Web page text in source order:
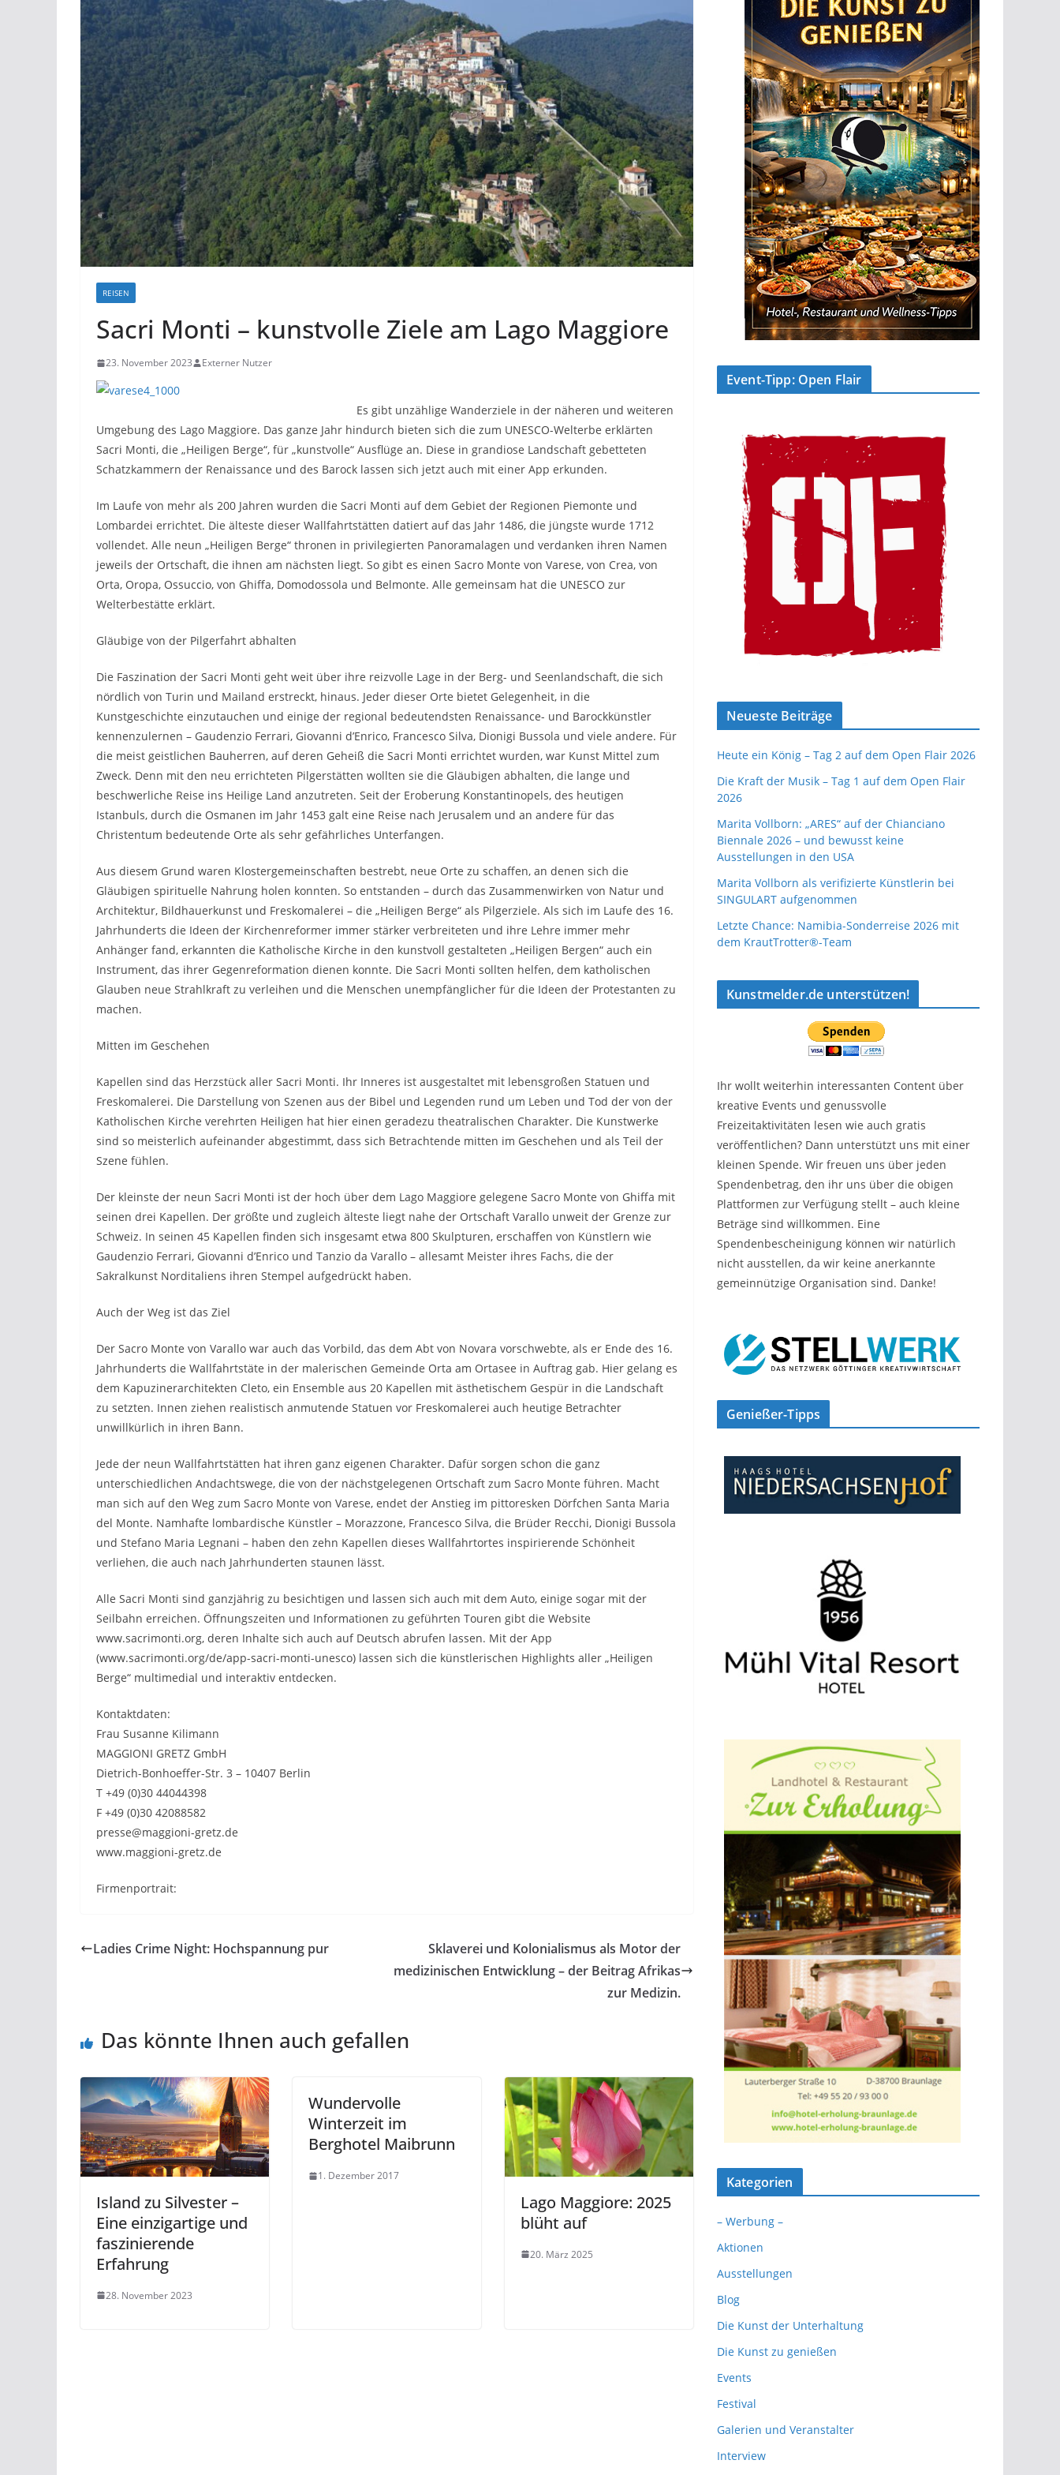
REISEN
Sacri Monti – kunstvolle Ziele am Lago Maggiore
23. November 2023 Externer Nutzer
Es gibt unzählige Wanderziele in der näheren und weiteren
Umgebung des Lago Maggiore. Das ganze Jahr hindurch bieten sich die zum UNESCO-Welterbe erklärten
Sacri Monti, die „Heiligen Berge“, für „kunstvolle“ Ausflüge an. Diese in grandiose Landschaft gebetteten
Schatzkammern der Renaissance und des Barock lassen sich jetzt auch mit einer App erkunden.
Im Laufe von mehr als 200 Jahren wurden die Sacri Monti auf dem Gebiet der Regionen Piemonte und
Lombardei errichtet. Die älteste dieser Wallfahrtstätten datiert auf das Jahr 1486, die jüngste wurde 1712
vollendet. Alle neun „Heiligen Berge“ thronen in privilegierten Panoramalagen und verdanken ihren Namen
jeweils der Ortschaft, die ihnen am nächsten liegt. So gibt es einen Sacro Monte von Varese, von Crea, von
Orta, Oropa, Ossuccio, von Ghiffa, Domodossola und Belmonte. Alle gemeinsam hat die UNESCO zur
Welterbestätte erklärt.
Gläubige von der Pilgerfahrt abhalten
Die Faszination der Sacri Monti geht weit über ihre reizvolle Lage in der Berg- und Seenlandschaft, die sich
nördlich von Turin und Mailand erstreckt, hinaus. Jeder dieser Orte bietet Gelegenheit, in die
Kunstgeschichte einzutauchen und einige der regional bedeutendsten Renaissance- und Barockkünstler
kennenzulernen – Gaudenzio Ferrari, Giovanni d’Enrico, Francesco Silva, Dionigi Bussola und viele andere. Für
die meist geistlichen Bauherren, auf deren Geheiß die Sacri Monti errichtet wurden, war Kunst Mittel zum
Zweck. Denn mit den neu errichteten Pilgerstätten wollten sie die Gläubigen abhalten, die lange und
beschwerliche Reise ins Heilige Land anzutreten. Seit der Eroberung Konstantinopels, des heutigen
Istanbuls, durch die Osmanen im Jahr 1453 galt eine Reise nach Jerusalem und an andere für das
Christentum bedeutende Orte als sehr gefährliches Unterfangen.
Aus diesem Grund waren Klostergemeinschaften bestrebt, neue Orte zu schaffen, an denen sich die
Gläubigen spirituelle Nahrung holen konnten. So entstanden – durch das Zusammenwirken von Natur und
Architektur, Bildhauerkunst und Freskomalerei – die „Heiligen Berge“ als Pilgerziele. Als sich im Laufe des 16.
Jahrhunderts die Ideen der Kirchenreformer immer stärker verbreiteten und ihre Lehre immer mehr
Anhänger fand, erkannten die Katholische Kirche in den kunstvoll gestalteten „Heiligen Bergen“ auch ein
Instrument, das ihrer Gegenreformation dienen konnte. Die Sacri Monti sollten helfen, dem katholischen
Glauben neue Strahlkraft zu verleihen und die Menschen unempfänglicher für die Ideen der Protestanten zu
machen.
Mitten im Geschehen
Kapellen sind das Herzstück aller Sacri Monti. Ihr Inneres ist ausgestaltet mit lebensgroßen Statuen und
Freskomalerei. Die Darstellung von Szenen aus der Bibel und Legenden rund um Leben und Tod der von der
Katholischen Kirche verehrten Heiligen hat hier einen geradezu theatralischen Charakter. Die Kunstwerke
sind so meisterlich aufeinander abgestimmt, dass sich Betrachtende mitten im Geschehen und als Teil der
Szene fühlen.
Der kleinste der neun Sacri Monti ist der hoch über dem Lago Maggiore gelegene Sacro Monte von Ghiffa mit
seinen drei Kapellen. Der größte und zugleich älteste liegt nahe der Ortschaft Varallo unweit der Grenze zur
Schweiz. In seinen 45 Kapellen finden sich insgesamt etwa 800 Skulpturen, erschaffen von Künstlern wie
Gaudenzio Ferrari, Giovanni d’Enrico und Tanzio da Varallo – allesamt Meister ihres Fachs, die der
Sakralkunst Norditaliens ihren Stempel aufgedrückt haben.
Auch der Weg ist das Ziel
Der Sacro Monte von Varallo war auch das Vorbild, das dem Abt von Novara vorschwebte, als er Ende des 16.
Jahrhunderts die Wallfahrtstäte in der malerischen Gemeinde Orta am Ortasee in Auftrag gab. Hier gelang es
dem Kapuzinerarchitekten Cleto, ein Ensemble aus 20 Kapellen mit ästhetischem Gespür in die Landschaft
zu setzten. Innen ziehen realistisch anmutende Statuen vor Freskomalerei auch heutige Betrachter
unwillkürlich in ihren Bann.
Jede der neun Wallfahrtstätten hat ihren ganz eigenen Charakter. Dafür sorgen schon die ganz
unterschiedlichen Andachtswege, die von der nächstgelegenen Ortschaft zum Sacro Monte führen. Macht
man sich auf den Weg zum Sacro Monte von Varese, endet der Anstieg im pittoresken Dörfchen Santa Maria
del Monte. Namhafte lombardische Künstler – Morazzone, Francesco Silva, die Brüder Recchi, Dionigi Bussola
und Stefano Maria Legnani – haben den zehn Kapellen dieses Wallfahrtortes inspirierende Schönheit
verliehen, die auch nach Jahrhunderten staunen lässt.
Alle Sacri Monti sind ganzjährig zu besichtigen und lassen sich auch mit dem Auto, einige sogar mit der
Seilbahn erreichen. Öffnungszeiten und Informationen zu geführten Touren gibt die Website
www.sacrimonti.org, deren Inhalte sich auch auf Deutsch abrufen lassen. Mit der App
(www.sacrimonti.org/de/app-sacri-monti-unesco) lassen sich die künstlerischen Highlights aller „Heiligen
Berge“ multimedial und interaktiv entdecken.
Kontaktdaten:
Frau Susanne Kilimann
MAGGIONI GRETZ GmbH
Dietrich-Bonhoeffer-Str. 3 – 10407 Berlin
T +49 (0)30 44044398
F +49 (0)30 42088582
presse@maggioni-gretz.de
www.maggioni-gretz.de
Firmenportrait:
Ladies Crime Night: Hochspannung pur
Sklaverei und Kolonialismus als Motor der
medizinischen Entwicklung – der Beitrag Afrikas
zur Medizin.
Das könnte Ihnen auch gefallen
Island zu Silvester –
Eine einzigartige und
faszinierende
Erfahrung
28. November 2023
Wundervolle
Winterzeit im
Berghotel Maibrunn
1. Dezember 2017
Lago Maggiore: 2025
blüht auf
20. März 2025
Event-Tipp: Open Flair
Neueste Beiträge
Heute ein König – Tag 2 auf dem Open Flair 2026
Die Kraft der Musik – Tag 1 auf dem Open Flair
2026
Marita Vollborn: „ARES“ auf der Chianciano
Biennale 2026 – und bewusst keine
Ausstellungen in den USA
Marita Vollborn als verifizierte Künstlerin bei
SINGULART aufgenommen
Letzte Chance: Namibia-Sonderreise 2026 mit
dem KrautTrotter®-Team
Kunstmelder.de unterstützen!
Ihr wollt weiterhin interessanten Content über
kreative Events und genussvolle
Freizeitaktivitäten lesen wie auch gratis
veröffentlichen? Dann unterstützt uns mit einer
kleinen Spende. Wir freuen uns über jeden
Spendenbetrag, den ihr uns über die obigen
Plattformen zur Verfügung stellt – auch kleine
Beträge sind willkommen. Eine
Spendenbescheinigung können wir natürlich
nicht ausstellen, da wir keine anerkannte
gemeinnützige Organisation sind. Danke!
Genießer-Tipps
Kategorien
– Werbung –
Aktionen
Ausstellungen
Blog
Die Kunst der Unterhaltung
Die Kunst zu genießen
Events
Festival
Galerien und Veranstalter
Interview